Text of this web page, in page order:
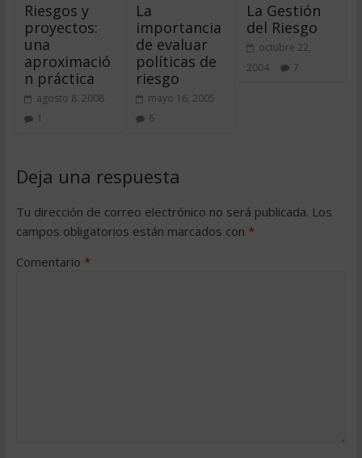
Riesgos y
proyectos:
una
aproximació
n práctica
agosto 8, 2008
1
La
importancia
de evaluar
políticas de
riesgo
mayo 16, 2005
6
La Gestión
del Riesgo
octubre 22,
2004
7
Deja una respuesta
Tu dirección de correo electrónico no será publicada. Los
campos obligatorios están marcados con *
Comentario *